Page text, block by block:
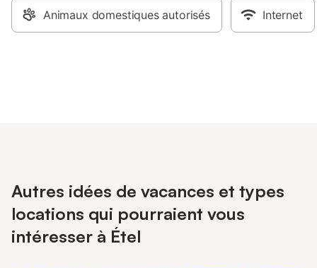
Animaux domestiques autorisés Internet
Autres idées de vacances et types
locations qui pourraient vous
intéresser à Étel